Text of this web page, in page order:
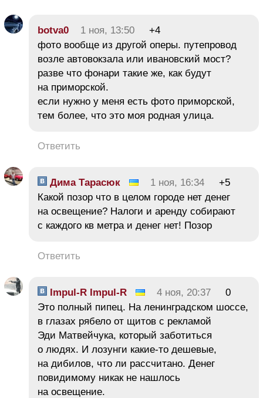
botva0 1 ноя, 13:50
+4
фото вообще из другой оперы. путепровод
возле автовокзала или ивановский мост?
разве что фонари такие же, как будут
на приморской.
если нужно у меня есть фото приморской,
тем более, что это моя родная улица.
Ответить
Дима Тарасюк 1 ноя, 16:34
+5
Какой позор что в целом городе нет денег
на освещение? Налоги и аренду собирают
с каждого кв метра и денег нет! Позор
Ответить
Impul-R Impul-R 4 ноя, 20:37
0
Это полный пипец. На ленинградском шоссе,
в глазах рябело от щитов с рекламой
Эди Матвейчука, который заботиться
о людях. И лозунги какие-то дешевые,
на дибилов, что ли рассчитано. Денег
повидимому никак не нашлось
на освещение.